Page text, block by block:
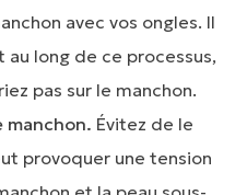
avec vos ongles. Il
long de ce processus,
pas sur le manchon.
manchon. Évitez de le
provoquer une tension